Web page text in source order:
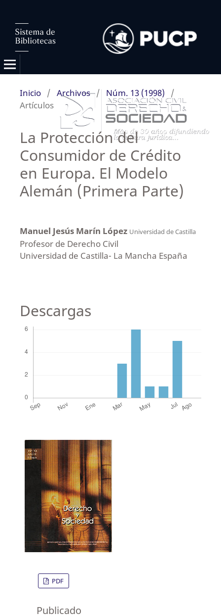
Inicio / Archivos / Núm. 13 (1998)
/
Artículos
La Protección del
Consumidor de Crédito
en Europa. El Modelo
Alemán (Primera Parte)
Manuel Jesús Marín López Universidad de Castilla
Profesor de Derecho Civil
Universidad de Castilla- La Mancha España
Descargas
PDF
Publicado